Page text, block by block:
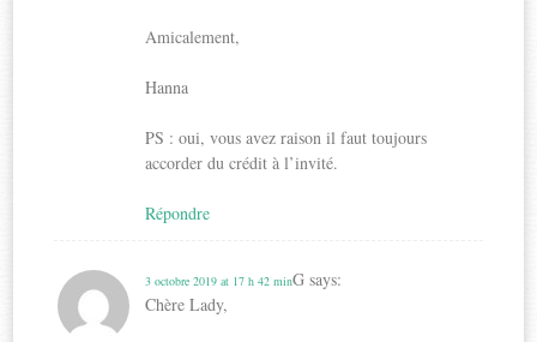
Amicalement,
Hanna
PS : oui, vous avez raison il faut toujours
accorder du crédit à l’invité.
Répondre
G says:
3 octobre 2019 at 17 h 42 min
Chère Lady,